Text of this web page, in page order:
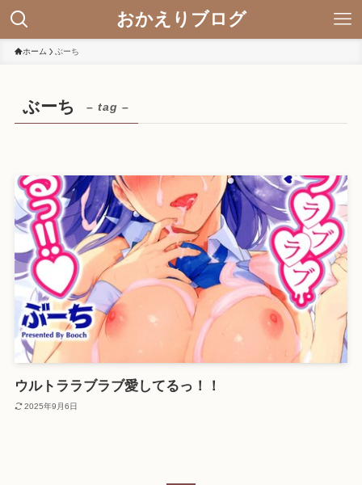
おかえりブログ
ホーム ぶーち
ぶーち – tag –
ウルトララブラブ愛してるっ！！
2025年9月6日